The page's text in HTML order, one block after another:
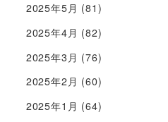
2025年5月 (81)
2025年4月 (82)
2025年3月 (76)
2025年2月 (60)
2025年1月 (64)